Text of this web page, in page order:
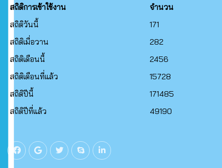
สถิติการเข้าใช้งาน
จำนวน
สถิติวันนี้
171
สถิติเมื่อวาน
282
สถิติเดือนนี้
2456
สถิติเดือนที่แล้ว
15728
สถิติปีนี้
171485
สถิติปีที่แล้ว
49190